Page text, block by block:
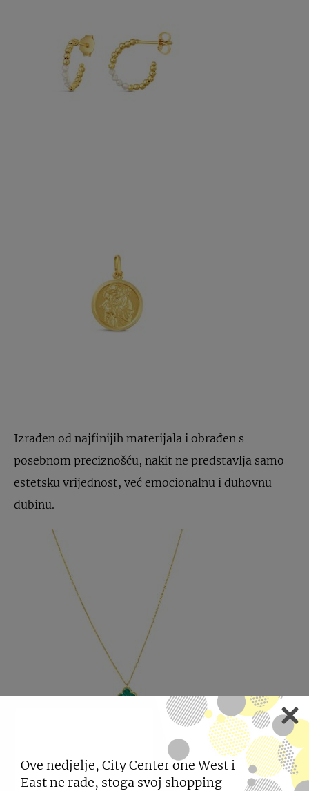
Izrađen od najfinijih materijala i obrađen s
posebnom preciznošću, nakit ne predstavlja samo
estetsku vrijednost, već emocionalnu i duhovnu
dubinu.
Ove nedjelje, City Center one West i
East ne rade, stoga svoj shopping